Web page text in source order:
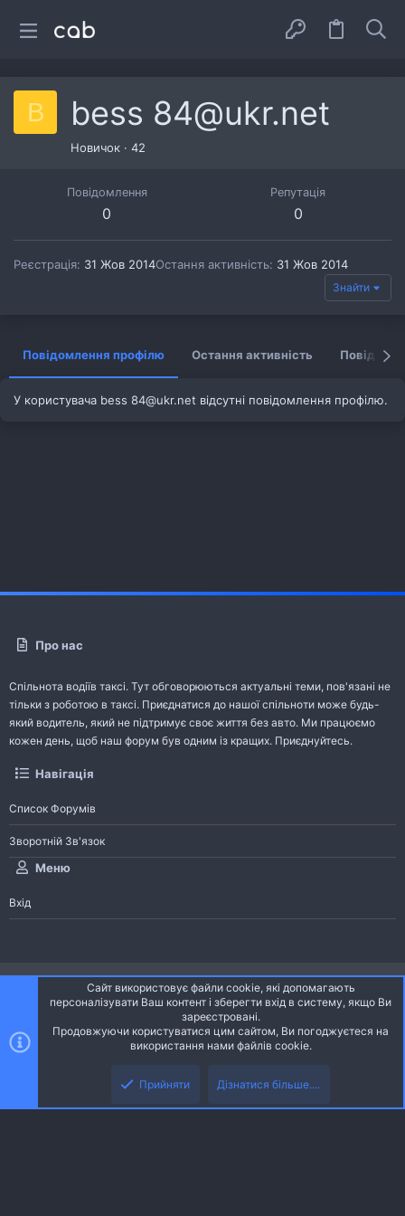
B bess 84@ukr.net
Новичок · 42
Повідомлення
0
Репутація
0
Реєстрація 31 Жов 2014Остання активність 31 Жов 2014
Знайти
Повідомлення профілю Остання активність
У користувача bess 84@ukr.net відсутні повідомлення профілю.
Про нас
Спільнота водіїв таксі. Тут обговорюються актуальні теми, пов'язані не
тільки з роботою в таксі. Приєднатися до нашої спільноти може будь-
який водитель, який не підтримує своє життя без авто. Ми працюємо
кожен день, щоб наш форум був одним із кращих. Приєднуйтесь.
Навігація
Список Форумів
Зворотній Зв'язок
Меню
Вхід
Ніч
Українська (UA)
S
Community platform by XenForo® © 2010-2026 XenForo Ltd.
Community platform by XenForo © 2010-2022 XenForo Ltd. | dev: Pages
Сайт використовує файли cookie, які допомагають
персоналізувати Ваш контент і зберегти вхід в систему, якщо Ви
зареєстровані.
Продовжуючи користуватися цим сайтом, Ви погоджуєтеся на
використання нами файлів cookie.
Прийняти Дізнатися більше....